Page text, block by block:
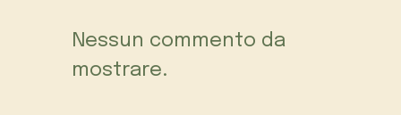
Nessun commento da
mostrare.